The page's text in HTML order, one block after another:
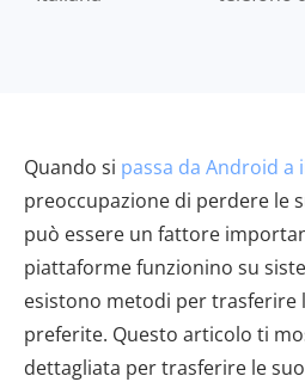
Quando si passa da Android a
preoccupazione di perdere le
può essere un fattore
piattaforme funzionino su
esistono metodi per trasferire
preferite. Questo articolo ti
dettagliata per trasferire le